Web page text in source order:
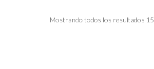
Mostrando todos los resultados 15